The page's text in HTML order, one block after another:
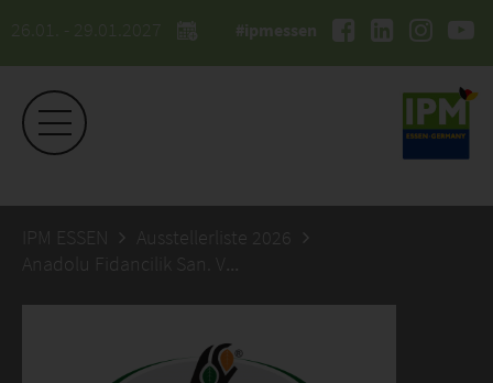
26.01. - 29.01.2027 #ipmessen
IPM ESSEN
Ausstellerliste 2026
Anadolu Fidancilik San. Ve Tíc. Ltd. Sti